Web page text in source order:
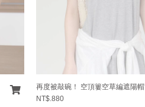
再度被敲碗！ 空頂簍空草編遮陽帽
NT$.880